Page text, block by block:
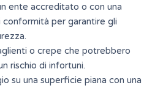
ente accreditato o con una
conformità per garantire gli
o crepe che potrebbero
rischio di infortuni.
su una superficie piana con una